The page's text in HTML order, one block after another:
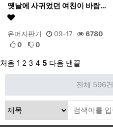
옛날에 사귀었던 여친이 바람…
유머자판기 09-17
6780
0
0
처음 1 2 3 4 5 다음 맨끝
전체 596건